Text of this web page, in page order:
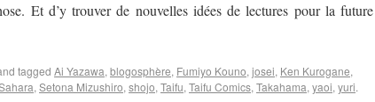
Et d’y trouver de nouvelles idées de lectures pour la future
tagged Ai Yazawa, blogosphère, Fumiyo Kouno, josei, Ken Kurogane,
, Setona Mizushiro, shojo, Taifu, Taifu Comics, Takahama, yaoi, yuri.